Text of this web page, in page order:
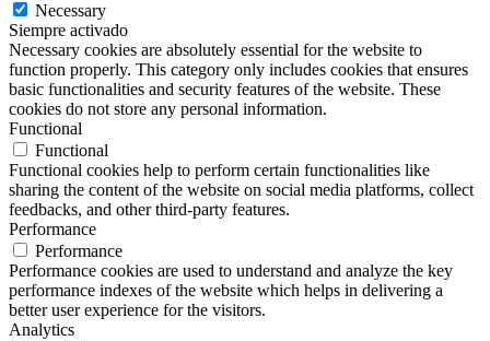
Necessary
Siempre activado
Necessary cookies are absolutely essential for the website to
function properly. This category only includes cookies that ensures
basic functionalities and security features of the website. These
cookies do not store any personal information.
Functional
Functional
Functional cookies help to perform certain functionalities like
sharing the content of the website on social media platforms, collect
feedbacks, and other third-party features.
Performance
Performance
Performance cookies are used to understand and analyze the key
performance indexes of the website which helps in delivering a
better user experience for the visitors.
Analytics